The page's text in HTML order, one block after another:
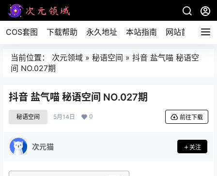
COS套图 下载帮助 永久地址 本站指南 网站首页
当前位置： 次元领域 » 秘语空间 » 抖音 盐气喵 秘语空
间 NO.027期
抖音 盐气喵 秘语空间 NO.027期
秘语空间 5月14日 0 前往下载
次元猫 关注